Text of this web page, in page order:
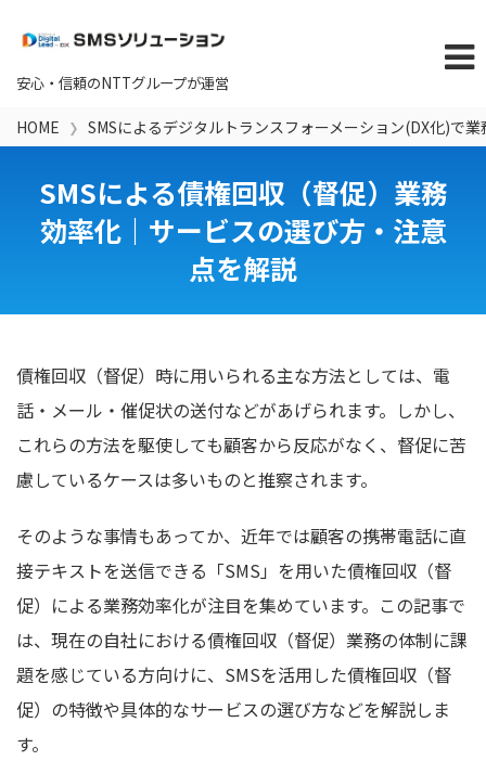
HOME SMSによるデジタルトランスフォーメーション(DX化)で
SMSによる債権回収（督促）業務
効率化｜サービスの選び方・注意
点を解説
債権回収（督促）時に用いられる主な方法としては、電
話・メール・催促状の送付などがあげられます。しかし、
これらの方法を駆使しても顧客から反応がなく、督促に苦
慮しているケースは多いものと推察されます。
そのような事情もあってか、近年では顧客の携帯電話に直
接テキストを送信できる「SMS」を用いた債権回収（督
促）による業務効率化が注目を集めています。この記事で
は、現在の自社における債権回収（督促）業務の体制に課
題を感じている方向けに、SMSを活用した債権回収（督
促）の特徴や具体的なサービスの選び方などを解説しま
す。